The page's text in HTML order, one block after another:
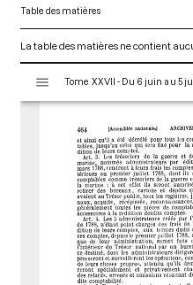
Table des matières
La table des matières ne contient
s
Tome XXVII - Du 6 juin au 5